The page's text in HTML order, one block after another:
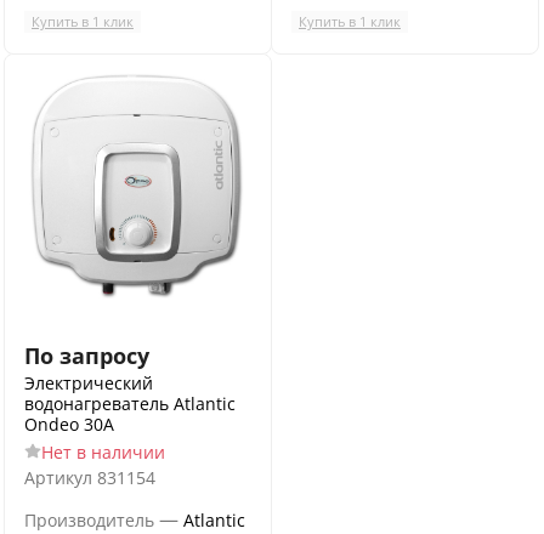
Купить в 1 клик Купить в 1 клик
По запросу
Электрический
водонагреватель Atlantic
Ondeo 30A
Нет в наличии
Артикул 831154
Производитель — Atlantic